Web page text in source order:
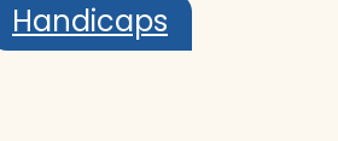
Handicaps